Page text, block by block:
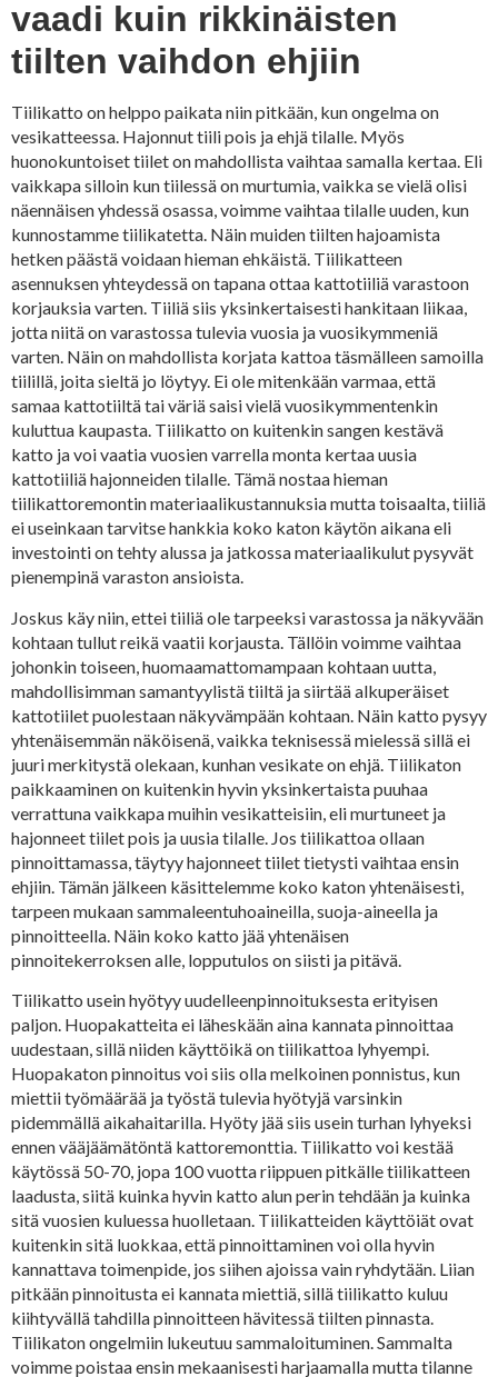
vaadi kuin rikkinäisten
tiilten vaihdon ehjiin
Tiilikatto on helppo paikata niin pitkään, kun ongelma on
vesikatteessa. Hajonnut tiili pois ja ehjä tilalle. Myös
huonokuntoiset tiilet on mahdollista vaihtaa samalla kertaa. Eli
vaikkapa silloin kun tiilessä on murtumia, vaikka se vielä olisi
näennäisen yhdessä osassa, voimme vaihtaa tilalle uuden, kun
kunnostamme tiilikatetta. Näin muiden tiilten hajoamista
hetken päästä voidaan hieman ehkäistä. Tiilikatteen
asennuksen yhteydessä on tapana ottaa kattotiiliä varastoon
korjauksia varten. Tiiliä siis yksinkertaisesti hankitaan liikaa,
jotta niitä on varastossa tulevia vuosia ja vuosikymmeniä
varten. Näin on mahdollista korjata kattoa täsmälleen samoilla
tiilillä, joita sieltä jo löytyy. Ei ole mitenkään varmaa, että
samaa kattotiiltä tai väriä saisi vielä vuosikymmentenkin
kuluttua kaupasta. Tiilikatto on kuitenkin sangen kestävä
katto ja voi vaatia vuosien varrella monta kertaa uusia
kattotiiliä hajonneiden tilalle. Tämä nostaa hieman
tiilikattoremontin materiaalikustannuksia mutta toisaalta, tiiliä
ei useinkaan tarvitse hankkia koko katon käytön aikana eli
investointi on tehty alussa ja jatkossa materiaalikulut pysyvät
pienempinä varaston ansioista.
Joskus käy niin, ettei tiiliä ole tarpeeksi varastossa ja näkyvään
kohtaan tullut reikä vaatii korjausta. Tällöin voimme vaihtaa
johonkin toiseen, huomaamattomampaan kohtaan uutta,
mahdollisimman samantyylistä tiiltä ja siirtää alkuperäiset
kattotiilet puolestaan näkyvämpään kohtaan. Näin katto pysyy
yhtenäisemmän näköisenä, vaikka teknisessä mielessä sillä ei
juuri merkitystä olekaan, kunhan vesikate on ehjä. Tiilikaton
paikkaaminen on kuitenkin hyvin yksinkertaista puuhaa
verrattuna vaikkapa muihin vesikatteisiin, eli murtuneet ja
hajonneet tiilet pois ja uusia tilalle. Jos tiilikattoa ollaan
pinnoittamassa, täytyy hajonneet tiilet tietysti vaihtaa ensin
ehjiin. Tämän jälkeen käsittelemme koko katon yhtenäisesti,
tarpeen mukaan sammaleentuhoaineilla, suoja-aineella ja
pinnoitteella. Näin koko katto jää yhtenäisen
pinnoitekerroksen alle, lopputulos on siisti ja pitävä.
Tiilikatto usein hyötyy uudelleenpinnoituksesta erityisen
paljon. Huopakatteita ei läheskään aina kannata pinnoittaa
uudestaan, sillä niiden käyttöikä on tiilikattoa lyhyempi.
Huopakaton pinnoitus voi siis olla melkoinen ponnistus, kun
miettii työmäärää ja työstä tulevia hyötyjä varsinkin
pidemmällä aikahaitarilla. Hyöty jää siis usein turhan lyhyeksi
ennen vääjäämätöntä kattoremonttia. Tiilikatto voi kestää
käytössä 50-70, jopa 100 vuotta riippuen pitkälle tiilikatteen
laadusta, siitä kuinka hyvin katto alun perin tehdään ja kuinka
sitä vuosien kuluessa huolletaan. Tiilikatteiden käyttöiät ovat
kuitenkin sitä luokkaa, että pinnoittaminen voi olla hyvin
kannattava toimenpide, jos siihen ajoissa vain ryhdytään. Liian
pitkään pinnoitusta ei kannata miettiä, sillä tiilikatto kuluu
kiihtyvällä tahdilla pinnoitteen hävitessä tiilten pinnasta.
Tiilikaton ongelmiin lukeutuu sammaloituminen. Sammalta
voimme poistaa ensin mekaanisesti harjaamalla mutta tilanne